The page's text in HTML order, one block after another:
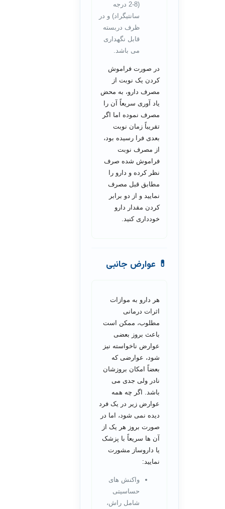
(8-2 درجه
سانتیگراد) و در
ظرف دربسته
قابل نگهداری
می باشد.
در صورت فراموش
کردن یک نوبت از
مصرف دارو، به محض
یاد آوری سریعاً آن را
مصرف نموده اما اگر
تقریباً زمان نوبت
بعدی فرا رسیده بود،
از مصرف نوبت
فراموش شده صرف
نظر کرده و دارو را
مطابق قبل مصرف
نمایید و از دو برابر
کردن مقدار دارو
خودداری کنید.
💊 عوارض جانبی
هر دارو به موازات
اثرات درمانی
مطلوب، ممکن است
باعث بروز بعضی
عوارض ناخواسته نیز
شود، عوارضی که
بعضاً امکان بروزشان
نادر ولی جدی می
باشد. اگر چه همه
عوارض زیر در یک فرد
دیده نمی شود، اما در
صورت بروز هر یک از
آن ها سریعاً با پزشک
یا داروساز مشورت
نمایید:
واکنش های
حساسیتی
شامل راش،